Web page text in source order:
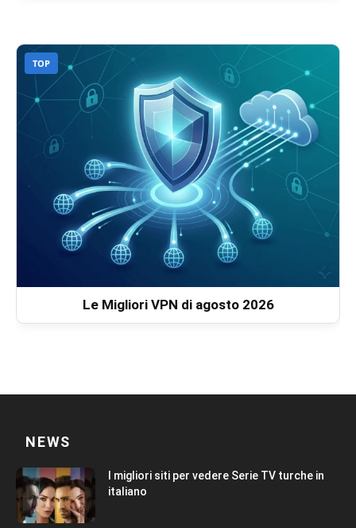
TOP
Le Migliori VPN di agosto 2026
NEWS
I migliori siti per vedere Serie TV turche in
italiano